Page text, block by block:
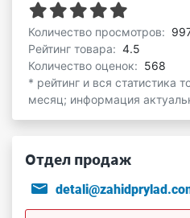
Количество просмотров:
Рейтинг товара: 4.5
Количество оценок: 568
* рейтинг и вся статистика
месяц; информация
Отдел продаж